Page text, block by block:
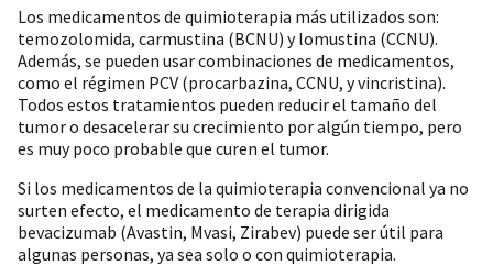
Los medicamentos de quimioterapia más utilizados son:
temozolomida, carmustina (BCNU) y lomustina (CCNU).
Además, se pueden usar combinaciones de medicamentos,
como el régimen PCV (procarbazina, CCNU, y vincristina).
Todos estos tratamientos pueden reducir el tamaño del
tumor o desacelerar su crecimiento por algún tiempo, pero
es muy poco probable que curen el tumor.
Si los medicamentos de la quimioterapia convencional ya no
surten efecto, el medicamento de terapia dirigida
bevacizumab (Avastin, Mvasi, Zirabev) puede ser útil para
algunas personas, ya sea solo o con quimioterapia.